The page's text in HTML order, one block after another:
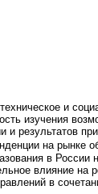
и
изучения
и результатов
на рынке
в России
влияние на
в